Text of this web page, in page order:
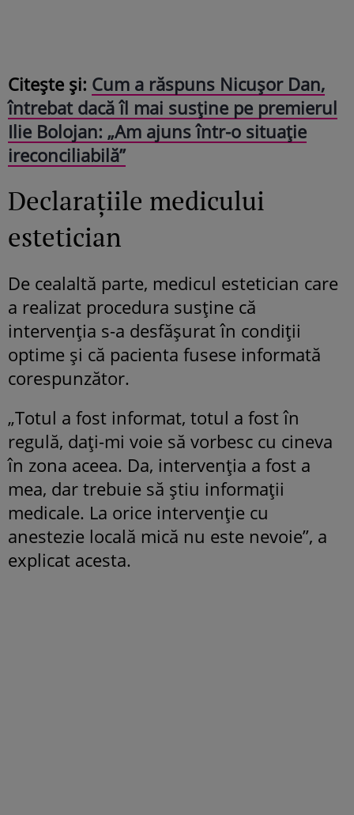
Citește și: Cum a răspuns Nicușor Dan,
întrebat dacă îl mai susține pe premierul
Ilie Bolojan: „Am ajuns într-o situație
ireconciliabilă”
Declarațiile medicului
estetician
De cealaltă parte, medicul estetician care
a realizat procedura susține că
intervenția s-a desfășurat în condiții
optime și că pacienta fusese informată
corespunzător.
„Totul a fost informat, totul a fost în
regulă, dați-mi voie să vorbesc cu cineva
în zona aceea. Da, intervenția a fost a
mea, dar trebuie să știu informații
medicale. La orice intervenție cu
anestezie locală mică nu este nevoie”, a
explicat acesta.